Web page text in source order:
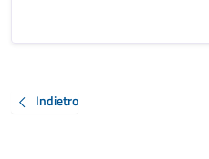
Indietro